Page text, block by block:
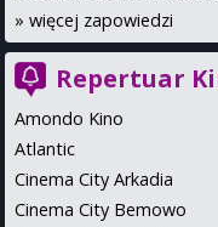
» więcej zapowiedzi
Repertuar
Amondo Kino
Atlantic
Cinema City Arkadia
Cinema City Bemowo